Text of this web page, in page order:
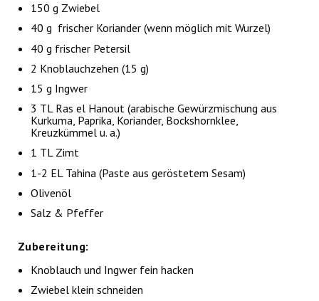
150 g Zwiebel
40 g frischer Koriander (wenn möglich mit Wurzel)
40 g frischer Petersil
2 Knoblauchzehen (15 g)
15 g Ingwer
3 TL Ras el Hanout (arabische Gewürzmischung aus
Kurkuma, Paprika, Koriander, Bockshornklee,
Kreuzkümmel u. a.)
1 TL Zimt
1-2 EL Tahina (Paste aus geröstetem Sesam)
Olivenöl
Salz & Pfeffer
Zubereitung:
Knoblauch und Ingwer fein hacken
Zwiebel klein schneiden